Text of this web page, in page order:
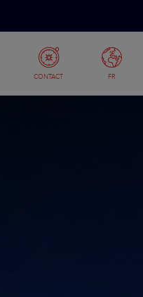
CONTACT FR